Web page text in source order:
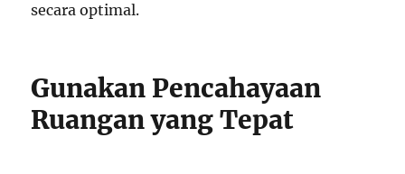
secara optimal.
Gunakan Pencahayaan
Ruangan yang Tepat